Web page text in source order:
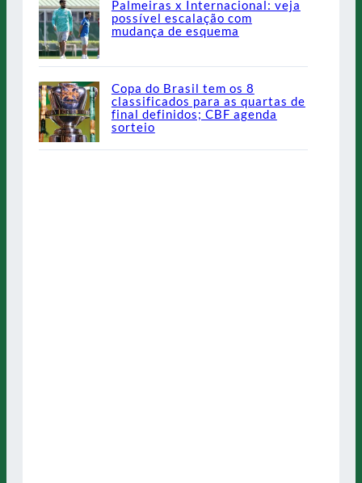
Palmeiras x Internacional: veja
possível escalação com
mudança de esquema
Copa do Brasil tem os 8
classificados para as quartas de
final definidos; CBF agenda
sorteio